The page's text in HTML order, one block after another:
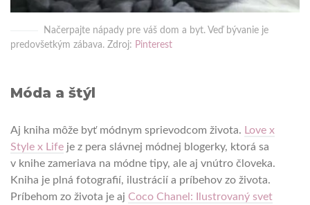
Načerpajte nápady pre váš dom a byt. Veď bývanie je
predovšetkým zábava. Zdroj: Pinterest
Móda a štýl
Aj kniha môže byť módnym sprievodcom života. Love x
Style x Life je z pera slávnej módnej blogerky, ktorá sa
v knihe zameriava na módne tipy, ale aj vnútro človeka.
Kniha je plná fotografií, ilustrácií a príbehov zo života.
Príbehom zo života je aj Coco Chanel: Ilustrovaný svet